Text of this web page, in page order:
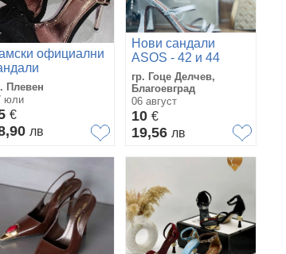
официални
Плевен
юли
€
лв
Нови сандали
ASOS - 42 и 44
номер
гр. Гоце Делчев,
Благоевград
06 август
10 €
19,56 лв